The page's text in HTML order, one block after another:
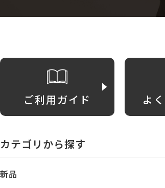
ご利用ガイド よ
カテゴリから探す
新品